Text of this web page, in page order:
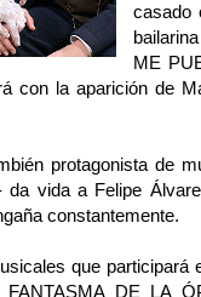
casado
ME
con la aparición de
protagonista de
da vida a Felipe
constantemente.
que participará
FANTASMA DE LA